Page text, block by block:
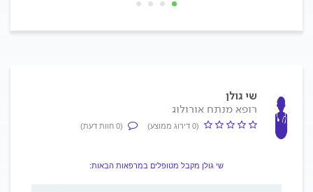
שי גולן
רופא מנתח אורולוג
(0 דירוג ממוצע) (0 חוות דעת)
שי גולן מקבל מטופלים במרפאות הבאות: